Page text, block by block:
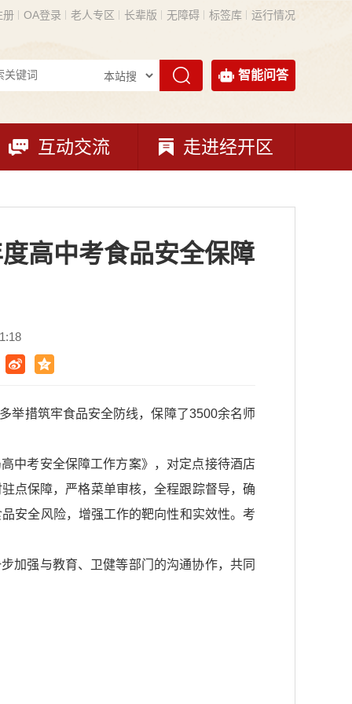
册 OA登录 老人专区 长辈版 无障碍 标签库 运行情况
智能问答
互动交流 走进经开区
高中考食品安全保障
举措筑牢食品安全防线，保障了3500余名师
中考安全保障工作方案》，对定点接待酒店
点保障，严格菜单审核，全程跟踪督导，确
安全风险，增强工作的靶向性和实效性。考
加强与教育、卫健等部门的沟通协作，共同